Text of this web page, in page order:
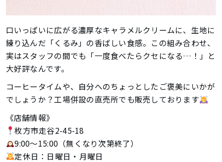
口いっぱいに広がる濃厚なキャラメルクリームに、生地に
練り込んだ「くるみ」の香ばしい食感。この組み合わせ、
実はスタッフの間でも「一度食べたらクセになる…！」と
大好評なんです。
コーヒータイムや、自分へのちょっとしたご褒美にいかが
でしょうか？工場併設の直売所でも販売しております
《店舗情報》
枚方市走谷2-45-18
9:00～15:00（無くなり次第終了）
定休日：日曜日・月曜日